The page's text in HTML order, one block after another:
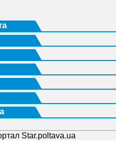
Star.poltava.ua